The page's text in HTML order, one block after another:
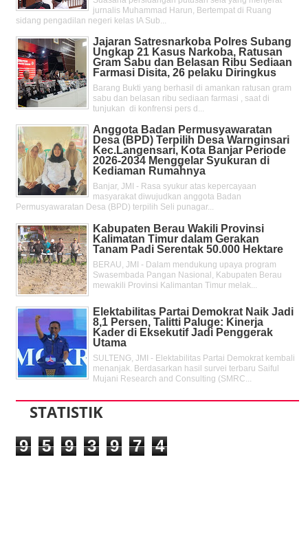
jurnalis Muhammad Harun, Bertempat di Ruang
sidang pengadilan negeri kelas IA Sub...
Jajaran Satresnarkoba Polres Subang
Ungkap 21 Kasus Narkoba, Ratusan
Gram Sabu dan Belasan Ribu Sediaan
Farmasi Disita, 26 pelaku Diringkus
Barang Bukti yang berhasil di amankan ratusan gram
sabu dan belasan ribu sediaan farmasi , saat di
tunjukan di konfrensi pers d...
Anggota Badan Permusyawaratan
Desa (BPD) Terpilih Desa Warnginsari
Kec.Langensari, Kota Banjar Periode
2026-2034 Menggelar Syukuran di
Kediaman Rumahnya
Banjar, JMI - Rasa syukur atas kepercayaan
masyarakat diwujudkan anggota Badan
Permusyawaratan Desa (BPD) terpilih Seli punagar...
Kabupaten Berau Wakili Provinsi
Kalimatan Timur dalam Gerakan
Tanam Padi Serentak 50.000 Hektare
BERAU, JMI - Dalam mendukung upaya program
Swasembada Pangan Nasional, Kabupaten Berau
mewakili Provinsi Kalimantan Timur melak...
Elektabilitas Partai Demokrat Naik Jadi
8,1 Persen, Talitti Paluge: Kinerja
Kader di Eksekutif Jadi Penggerak
Utama
SULTENG, JMI - Elektabilitas Partai Demokrat kembali
menanjak. Berdasarkan hasil survei terbaru Saiful
Mujani Research and Consulting (SMRC...
STATISTIK
9 5 9 3 9 7 4